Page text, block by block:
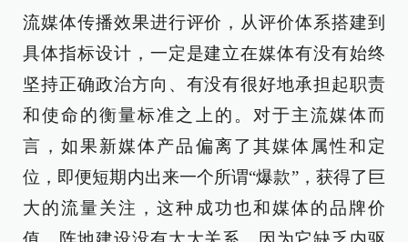
流媒体传播效果进行评价，从评价体系搭建到
具体指标设计，一定是建立在媒体有没有始终
坚持正确政治方向、有没有很好地承担起职责
和使命的衡量标准之上的。对于主流媒体而
言，如果新媒体产品偏离了其媒体属性和定
位，即便短期内出来一个所谓“爆款”，获得了巨
大的流量关注，这种成功也和媒体的品牌价